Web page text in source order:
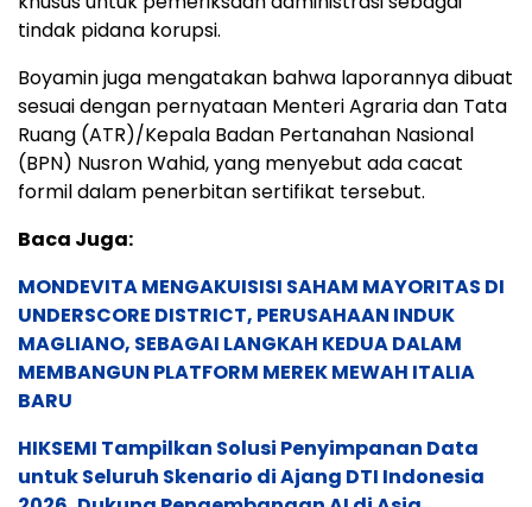
tindak pidana korupsi.
Boyamin juga mengatakan bahwa laporannya dibuat
sesuai dengan pernyataan Menteri Agraria dan Tata
Ruang (ATR)/Kepala Badan Pertanahan Nasional
(BPN) Nusron Wahid, yang menyebut ada cacat
formil dalam penerbitan sertifikat tersebut.
Baca Juga:
MONDEVITA MENGAKUISISI SAHAM MAYORITAS DI
UNDERSCORE DISTRICT, PERUSAHAAN INDUK
MAGLIANO, SEBAGAI LANGKAH KEDUA DALAM
MEMBANGUN PLATFORM MEREK MEWAH ITALIA
BARU
HIKSEMI Tampilkan Solusi Penyimpanan Data
untuk Seluruh Skenario di Ajang DTI Indonesia